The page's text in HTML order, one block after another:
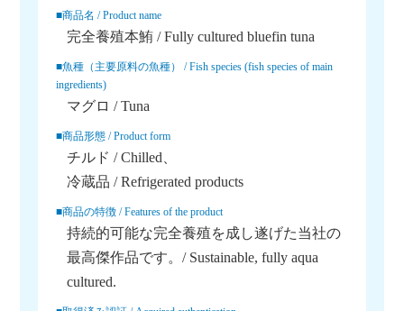
■商品名 / Product name
完全養殖本鮪 / Fully cultured bluefin tuna
■魚種（主要原料の魚種） / Fish species (fish species of main
ingredients)
マグロ / Tuna
■商品形態 / Product form
チルド / Chilled
冷蔵品 / Refrigerated products
■商品の特徴 / Features of the product
持続的可能な完全養殖を成し遂げた当社の
最高傑作品です。/ Sustainable, fully aqua
cultured.